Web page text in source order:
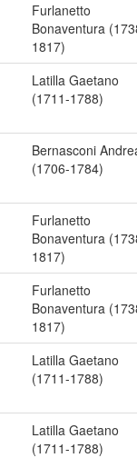
Furlanetto
Bonaventura
1817)
Latilla Gaetano
(1711-1788)
Bernasconi
(1706-1784)
Furlanetto
Bonaventura
1817)
Furlanetto
Bonaventura
1817)
Latilla Gaetano
(1711-1788)
Latilla Gaetano
(1711-1788)